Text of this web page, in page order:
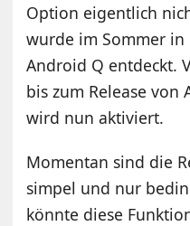
Option eigentlich
wurde im Sommer
Android Q entdeckt.
bis zum Release
wird nun aktiviert.
Momentan sind die
simpel und nur
könnte diese